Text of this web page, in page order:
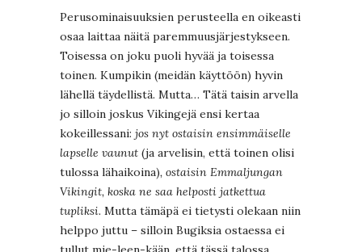
Perusominaisuuksien perusteella en oikeasti
osaa laittaa näitä paremmuusjärjestykseen.
Toisessa on joku puoli hyvää ja toisessa
toinen. Kumpikin (meidän käyttöön) hyvin
lähellä täydellistä. Mutta… Tätä taisin arvella
jo silloin joskus Vikingejä ensi kertaa
kokeillessani: jos nyt ostaisin ensimmäiselle
lapselle vaunut (ja arvelisin, että toinen olisi
tulossa lähaikoina), ostaisin Emmaljungan
Vikingit, koska ne saa helposti jatkettua
tupliksi. Mutta tämäpä ei tietysti olekaan niin
helppo juttu – silloin Bugiksia ostaessa ei